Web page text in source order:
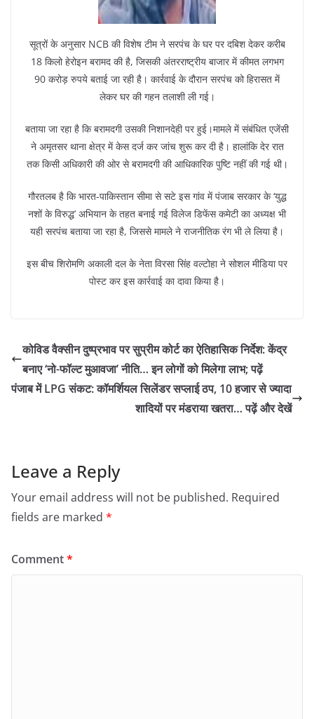
सूत्रों के अनुसार NCB की विशेष टीम ने सरपंच के घर पर दबिश देकर करीब
18 किलो हेरोइन बरामद की है, जिसकी अंतरराष्ट्रीय बाजार में कीमत लगभग
90 करोड़ रुपये बताई जा रही है। कार्रवाई के दौरान सरपंच को हिरासत में
लेकर घर की गहन तलाशी ली गई।
बताया जा रहा है कि बरामदगी उसकी निशानदेही पर हुई।मामले में संबंधित एजेंसी
ने अमृतसर थाना क्षेत्र में केस दर्ज कर जांच शुरू कर दी है। हालांकि देर रात
तक किसी अधिकारी की ओर से बरामदगी की आधिकारिक पुष्टि नहीं की गई थी।
गौरतलब है कि भारत-पाकिस्तान सीमा से सटे इस गांव में पंजाब सरकार के ‘युद्ध
नशों के विरुद्ध’ अभियान के तहत बनाई गई विलेज डिफेंस कमेटी का अध्यक्ष भी
यही सरपंच बताया जा रहा है, जिससे मामले ने राजनीतिक रंग भी ले लिया है।
इस बीच शिरोमणि अकाली दल के नेता विरसा सिंह वल्टोहा ने सोशल मीडिया पर
पोस्ट कर इस कार्रवाई का दावा किया है।
कोविड वैक्सीन दुष्प्रभाव पर सुप्रीम कोर्ट का ऐतिहासिक निर्देश: केंद्र
बनाए ‘नो-फॉल्ट मुआवजा’ नीति… इन लोगों को मिलेगा लाभ; पढ़ें
पंजाब में LPG संकट: कॉमर्शियल सिलेंडर सप्लाई ठप, 10 हजार से ज्यादा
शादियों पर मंडराया खतरा… पढ़ें और देखें
Leave a Reply
Your email address will not be published. Required
fields are marked *
Comment*